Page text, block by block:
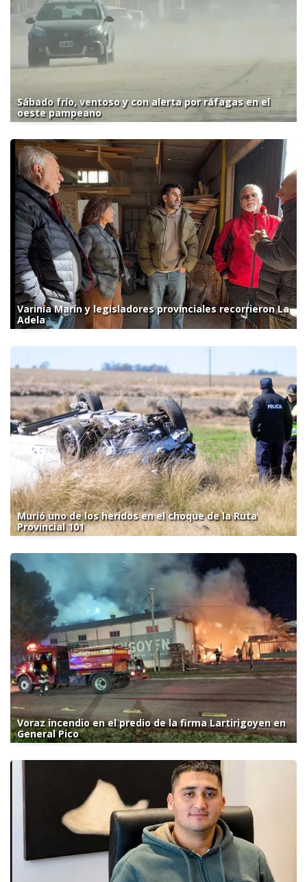
Sábado frío, ventoso y con alerta por ráfagas en el
oeste pampeano
Varinia Marín y legisladores provinciales recorrieron La
Adela
Murió uno de los heridos en el choque de la Ruta
Provincial 101
Voraz incendio en el predio de la firma Lartirigoyen en
General Pico